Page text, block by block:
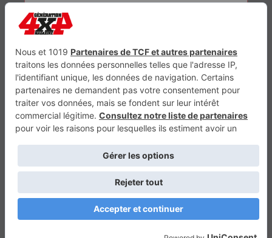
Génération Electrique Génération Sans Permis VTTAE.fr FullAttack
Retour en haut